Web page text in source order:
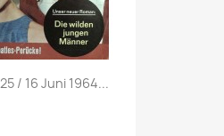
Vorschau
/ 16 Juni 1964...